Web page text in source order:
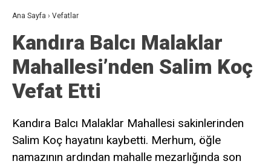
Ana Sayfa › Vefatlar
Kandıra Balcı Malaklar
Mahallesi’nden Salim Koç
Vefat Etti
Kandıra Balcı Malaklar Mahallesi sakinlerinden
Salim Koç hayatını kaybetti. Merhum, öğle
namazının ardından mahalle mezarlığında son